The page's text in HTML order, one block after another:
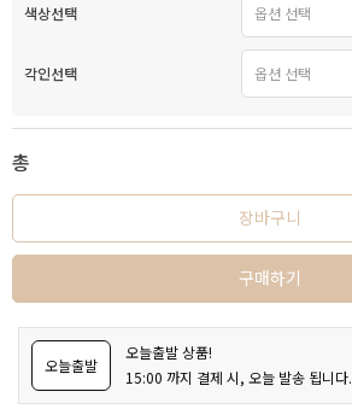
색상선택
각인선택
총
장바구니
구매하기
오늘출발
오늘출발 상품!
15:00 까지 결제 시, 오늘 발송 됩니다.